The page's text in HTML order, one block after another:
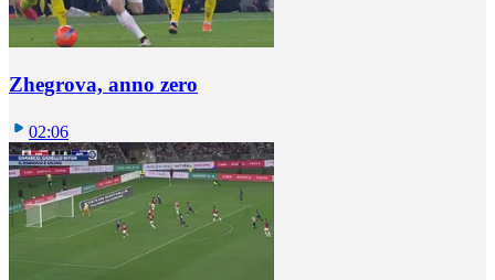
Zhegrova, anno zero
02:06